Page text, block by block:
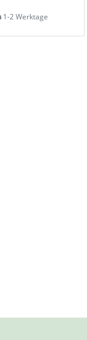
1-2 Werktage